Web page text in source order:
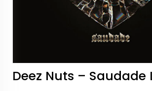
Deez Nuts – Saudade